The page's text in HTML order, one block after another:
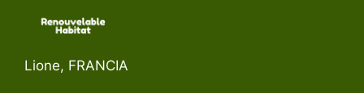
Lione, FRANCIA